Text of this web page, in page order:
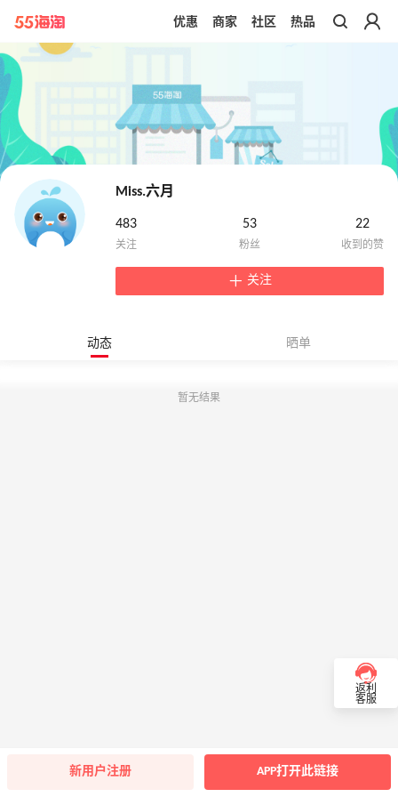
带你去官网买正品
优惠 商家 社区 热品
Miss.六月
483 53 22
关注
动态 晒单
暂无结果
返利
客服
新用户注册 APP打开此链接